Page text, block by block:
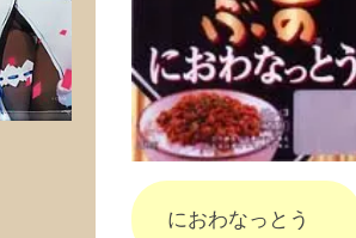
におわなっとう